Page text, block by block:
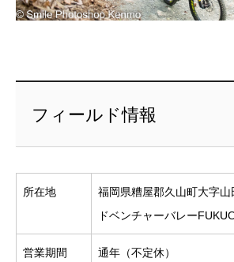
フィールド情報
所在地
福岡県糟屋郡久山町大字
ドベンチャーバレー
営業期間 通年（不定休）